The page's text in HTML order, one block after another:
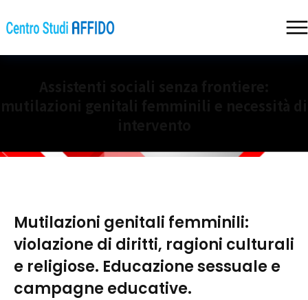
Mutilazioni genitali femminili:
violazione di diritti, ragioni culturali
e religiose. Educazione sessuale e
campagne educative.